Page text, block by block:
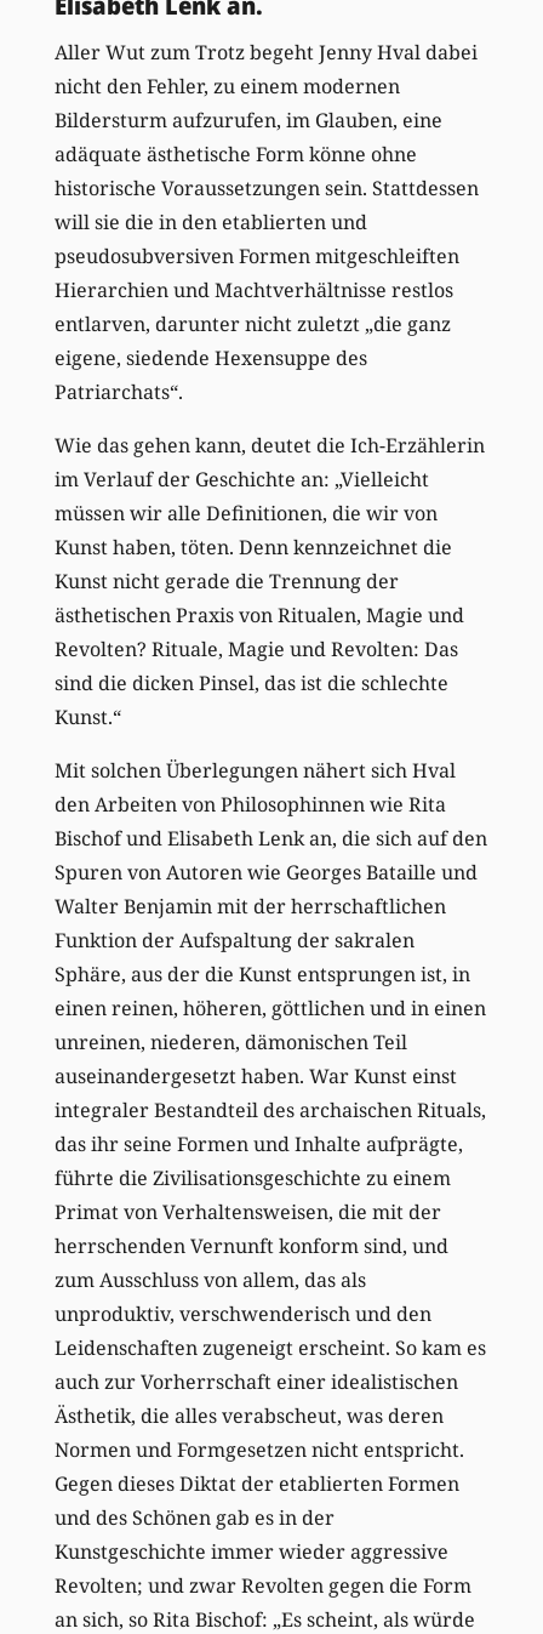
Aller Wut zum Trotz begeht Jenny Hval dabei
nicht den Fehler, zu einem modernen
Bildersturm aufzurufen, im Glauben, eine
adäquate ästhetische Form könne ohne
historische Voraussetzungen sein. Stattdessen
will sie die in den etablierten und
pseudosubversiven Formen mitgeschleiften
Hierarchien und Machtverhältnisse restlos
entlarven, darunter nicht zuletzt „die ganz
eigene, siedende Hexensuppe des
Patriarchats“.
Wie das gehen kann, deutet die Ich-Erzählerin
im Verlauf der Geschichte an: „Vielleicht
müssen wir alle Definitionen, die wir von
Kunst haben, töten. Denn kennzeichnet die
Kunst nicht gerade die Trennung der
ästhetischen Praxis von Ritualen, Magie und
Revolten? Rituale, Magie und Revolten: Das
sind die dicken Pinsel, das ist die schlechte
Kunst.“
Mit solchen Überlegungen nähert sich Hval
den Arbeiten von Philosophinnen wie Rita
Bischof und Elisabeth Lenk an, die sich auf den
Spuren von Autoren wie Georges Bataille und
Walter Benjamin mit der herrschaftlichen
Funktion der Aufspaltung der sakralen
Sphäre, aus der die Kunst entsprungen ist, in
einen reinen, höheren, göttlichen und in einen
unreinen, niederen, dämonischen Teil
auseinandergesetzt haben. War Kunst einst
integraler Bestandteil des archaischen Rituals,
das ihr seine Formen und Inhalte aufprägte,
führte die Zivilisationsgeschichte zu einem
Primat von Verhaltensweisen, die mit der
herrschenden Vernunft konform sind, und
zum Ausschluss von allem, das als
unproduktiv, verschwenderisch und den
Leidenschaften zugeneigt erscheint. So kam es
auch zur Vorherrschaft einer idealistischen
Ästhetik, die alles verabscheut, was deren
Normen und Formgesetzen nicht entspricht.
Gegen dieses Diktat der etablierten Formen
und des Schönen gab es in der
Kunstgeschichte immer wieder aggressive
Revolten; und zwar Revolten gegen die Form
an sich, so Rita Bischof: „Es scheint, als würde